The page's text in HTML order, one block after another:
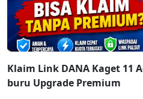
Klaim Link DANA Kaget 11
buru Upgrade Premium